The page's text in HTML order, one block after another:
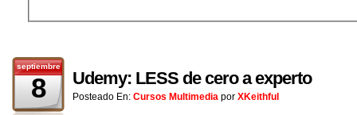
septiembre
8 Udemy: LESS de cero a experto
Posteado En: Cursos Multimedia por XKeithful